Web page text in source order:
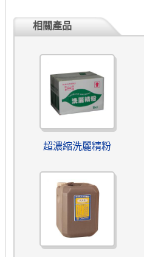
相關產品
超濃縮洗麗精粉